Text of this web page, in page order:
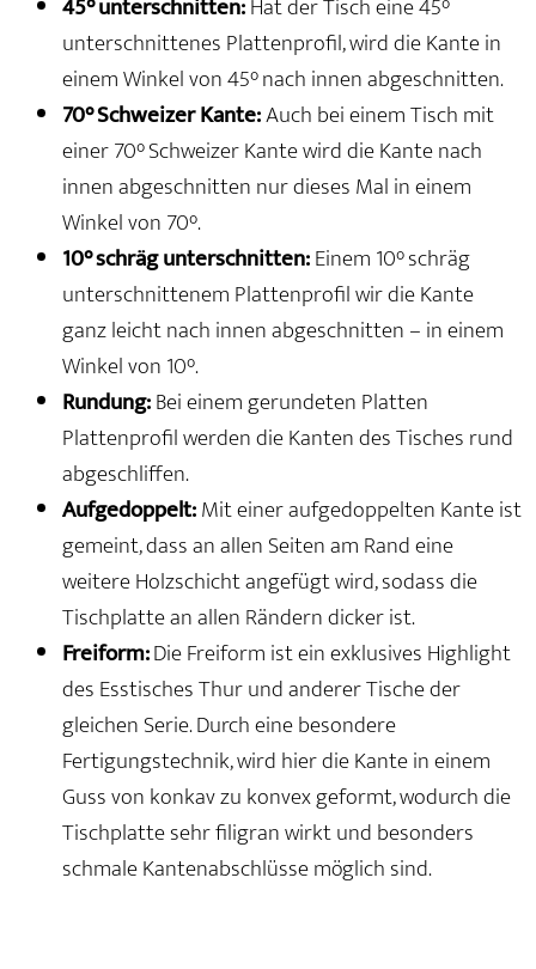
45° unterschnitten:Hat der Tisch eine 45°
unterschnittenes Plattenprofil, wird die Kante in
einem Winkel von 45° nach innen abgeschnitten.
70° Schweizer Kante:Auch bei einem Tisch mit
einer 70° Schweizer Kante wird die Kante nach
innen abgeschnitten nur dieses Mal in einem
Winkel von 70°.
10° schräg unterschnitten:Einem 10° schräg
unterschnittenem Plattenprofil wir die Kante
ganz leicht nach innen abgeschnitten – in einem
Winkel von 10°.
Rundung:Bei einem gerundeten Platten
Plattenprofil werden die Kanten des Tisches rund
abgeschliffen.
Aufgedoppelt:Mit einer aufgedoppelten Kante ist
gemeint, dass an allen Seiten am Rand eine
weitere Holzschicht angefügt wird, sodass die
Tischplatte an allen Rändern dicker ist.
Freiform:Die Freiform ist ein exklusives Highlight
des Esstisches Thur und anderer Tische der
gleichen Serie. Durch eine besondere
Fertigungstechnik, wird hier die Kante in einem
Guss von konkav zu konvex geformt, wodurch die
Tischplatte sehr filigran wirkt und besonders
schmale Kantenabschlüsse möglich sind.